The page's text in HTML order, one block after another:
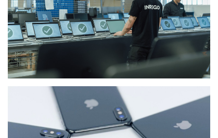
PALVELUMME
Ostamme IT-laitteita